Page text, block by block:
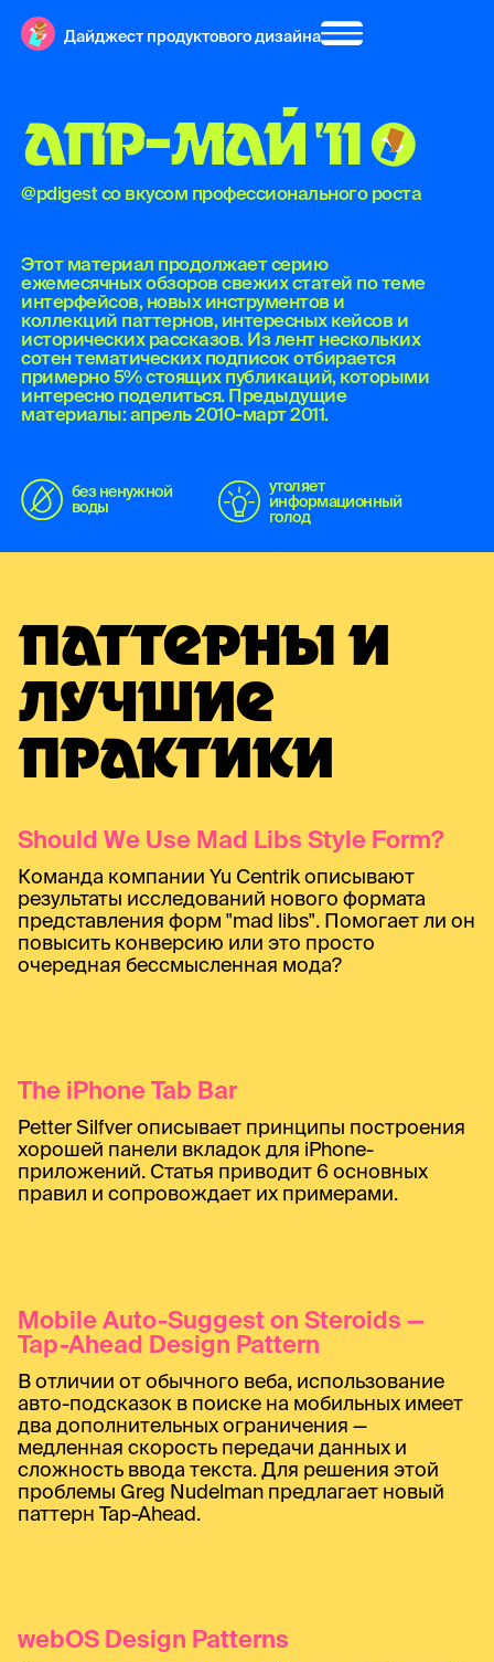
Дайджест продуктового дизайна
АПР-МАЙ'11
@pdigest со вкусом профессионального роста
Этот материал продолжает серию
ежемесячных обзоров свежих статей по теме
интерфейсов, новых инструментов и
коллекций паттернов, интересных кейсов и
исторических рассказов. Из лент нескольких
сотен тематических подписок отбирается
примерно 5% стоящих публикаций, которыми
интересно поделиться. Предыдущие
материалы: апрель 2010-март 2011.
без ненужной
воды
утоляет
информационный
голод
ПАТТЕРНЫ И
ЛУЧШИЕ
ПРАКТИКИ
Should We Use Mad Libs Style Form?
Команда компании Yu Centrik описывают
результаты исследований нового формата
представления форм "mad libs". Помогает ли он
повысить конверсию или это просто
очередная бессмысленная мода?
The iPhone Tab Bar
Petter Silfver описывает принципы построения
хорошей панели вкладок для iPhone-
приложений. Статья приводит 6 основных
правил и сопровождает их примерами.
Mobile Auto-Suggest on Steroids —
Tap-Ahead Design Pattern
В отличии от обычного веба, использование
авто-подсказок в поиске на мобильных имеет
два дополнительных ограничения —
медленная скорость передачи данных и
сложность ввода текста. Для решения этой
проблемы Greg Nudelman предлагает новый
паттерн Tap-Ahead.
webOS Design Patterns